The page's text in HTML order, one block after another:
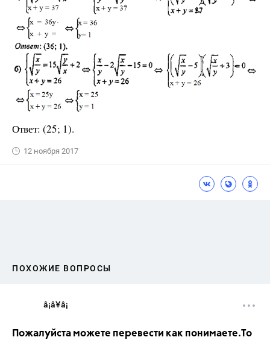
Ответ: (25; 1).
12 ноября 2017
ПОХОЖИЕ ВОПРОСЫ
â¡â¥â¡
Пожалуйста можете перевести как понимаете.То